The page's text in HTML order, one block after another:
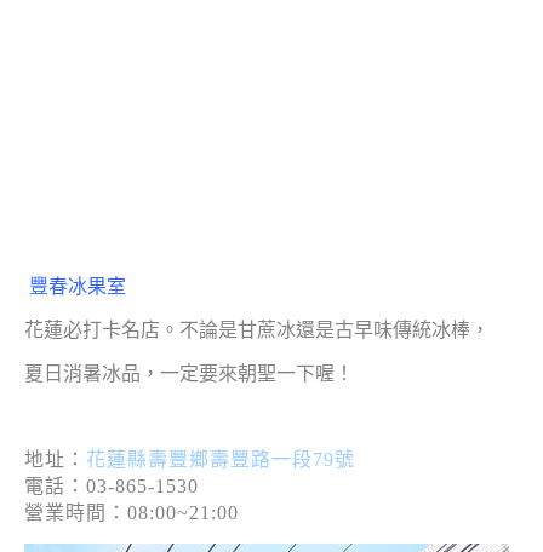
豐春冰果室
花蓮必打卡名店。不論是甘蔗冰還是古早味傳統冰棒，
夏日消暑冰品，一定要來朝聖一下喔！
地址： 花蓮縣壽豐鄉壽豐路一段79號
電話：03-865-1530
營業時間：08:00~21:00